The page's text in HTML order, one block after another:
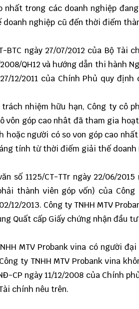
nhất trong các doanh nghiệp
nghiệp cũ đến thời điếm
ngày 27/07/2012 của Bộ Tài
QH12 và hướng dẫn thi hành
27/12/2011 của Chính Phủ quy
nhiệm hữu hạn, Công ty cô
góp cao nhât đã tham gia
người có so von góp cao
tính từ thời điếm giải thế
số 1125/CT-TTr ngày 22/06/
thành viên góp vốn) của Công
2013. Công ty TNHH MTV
Quất cấp Giấy chứng nhận đầu
MTV Probank vina có người
ty TNHH MTV Probank vina
CP ngày 11/12/2008 của Chính
chính nêu trên.